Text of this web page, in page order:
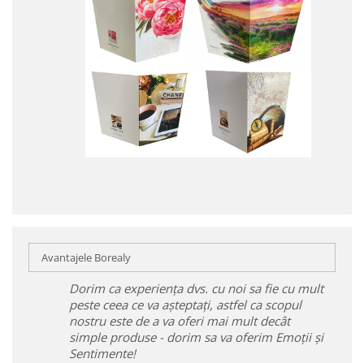
Avantajele Borealy
Dorim ca experiența dvs. cu noi sa fie cu mult
peste ceea ce va așteptați, astfel ca scopul
nostru este de a va oferi mai mult decât
simple produse - dorim sa va oferim Emoții și
Sentimente!